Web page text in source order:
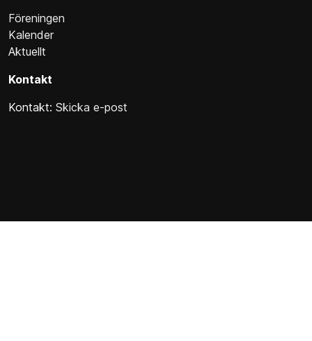
Föreningen
Kalender
Aktuellt
Kontakt
Kontakt: Skicka e-post